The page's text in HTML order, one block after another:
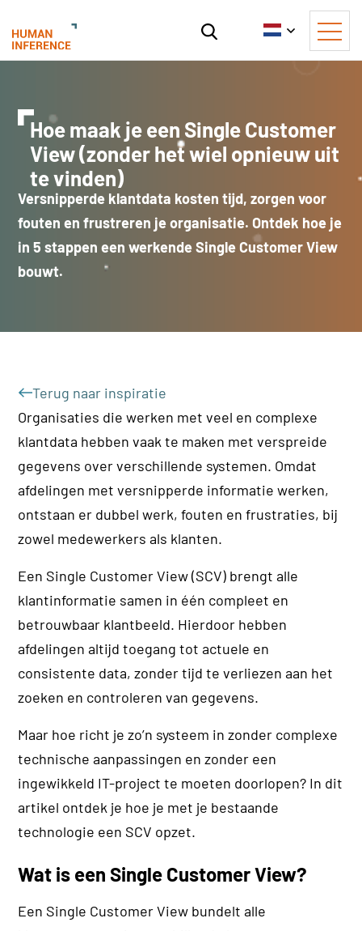
Hoe maak je een Single Customer
View (zonder het wiel opnieuw uit
te vinden)
Versnipperde klantdata kosten tijd, zorgen voor
fouten en frustreren je organisatie. Ontdek hoe je
in 5 stappen een werkende Single Customer View
bouwt.
Terug naar inspiratie
Organisaties die werken met veel en complexe
klantdata hebben vaak te maken met verspreide
gegevens over verschillende systemen. Omdat
afdelingen met versnipperde informatie werken,
ontstaan er dubbel werk, fouten en frustraties, bij
zowel medewerkers als klanten.
Een Single Customer View (SCV) brengt alle
klantinformatie samen in één compleet en
betrouwbaar klantbeeld. Hierdoor hebben
afdelingen altijd toegang tot actuele en
consistente data, zonder tijd te verliezen aan het
zoeken en controleren van gegevens.
Maar hoe richt je zo’n systeem in zonder complexe
technische aanpassingen en zonder een
ingewikkeld IT-project te moeten doorlopen? In dit
artikel ontdek je hoe je met je bestaande
technologie een SCV opzet.
Wat is een Single Customer View?
Een Single Customer View bundelt alle